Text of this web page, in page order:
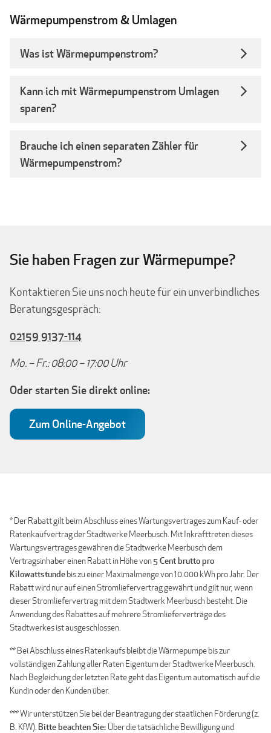
Wärmepumpenstrom & Umlagen
Was ist Wärmepumpenstrom?
Kann ich mit Wärmepumpenstrom Umlagen
sparen?
Brauche ich einen separaten Zähler für
Wärmepumpenstrom?
Sie haben Fragen zur Wärmepumpe?
Kontaktieren Sie uns noch heute für ein unverbindliches
Beratungsgespräch:
02159 9137-114
Mo. – Fr.: 08:00 – 17:00 Uhr
Oder starten Sie direkt online:
Zum Online-Angebot
* Der Rabatt gilt beim Abschluss eines Wartungsvertrages zum Kauf- oder
Ratenkaufvertrag der Stadtwerke Meerbusch. Mit Inkrafttreten dieses
Wartungsvertrages gewähren die Stadtwerke Meerbusch dem
Vertragsinhaber einen Rabatt in Höhe von5 Cent brutto pro
Kilowattstundebis zu einer Maximalmenge von 10.000 kWh pro Jahr. Der
Rabatt wird nur auf einen Stromliefervertrag gewährt und gilt nur, wenn
dieser Stromliefervertrag mit dem Stadtwerk Meerbusch besteht. Die
Anwendung des Rabattes auf mehrere Stromlieferverträge des
Stadtwerkes ist ausgeschlossen.
** Bei Abschluss eines Ratenkaufs bleibt die Wärmepumpe bis zur
vollständigen Zahlung aller Raten Eigentum der Stadtwerke Meerbusch.
Nach Begleichung der letzten Rate geht das Eigentum automatisch auf die
Kundin oder den Kunden über.
*** Wir unterstützen Sie bei der Beantragung der staatlichen Förderung (z.
B. KfW).Bitte beachten Sie: Über die tatsächliche Bewilligung und